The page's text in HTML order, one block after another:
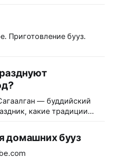
считают, что торжество
какие традиции
дацан «Тубдэн
чтобы узнать больше
домашних бууз